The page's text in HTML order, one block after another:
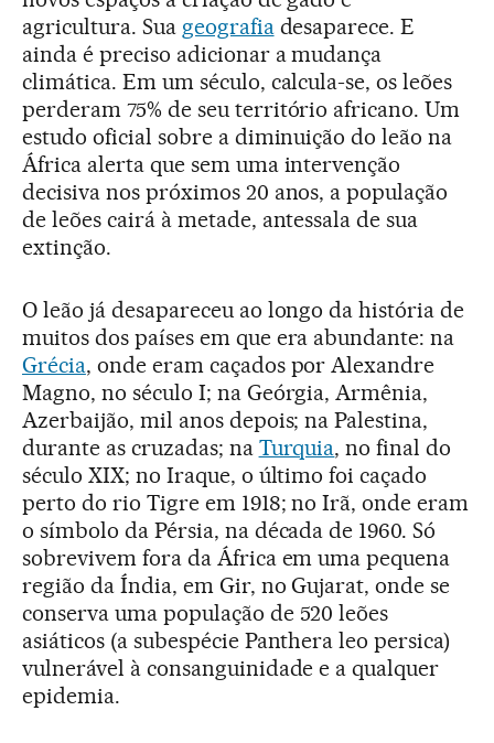
agricultura. Sua geografiadesaparece. E
ainda é preciso adicionar a mudança
climática. Em um século, calcula-se, os leões
perderam 75% de seu território africano. Um
estudo oficial sobre a diminuição do leão na
África alerta que sem uma intervenção
decisiva nos próximos 20 anos, a população
de leões cairá à metade, antessala de sua
extinção.
O leão já desapareceu ao longo da história de
muitos dos países em que era abundante: na
Grécia, onde eram caçados por Alexandre
Magno, no século I; na Geórgia, Armênia,
Azerbaijão, mil anos depois; na Palestina,
durante as cruzadas; na Turquia, no final do
século XIX; no Iraque, o último foi caçado
perto do rio Tigre em 1918; no Irã, onde eram
o símbolo da Pérsia, na década de 1960. Só
sobrevivem fora da África em uma pequena
região da Índia, em Gir, no Gujarat, onde se
conserva uma população de 520 leões
asiáticos (a subespécie Panthera leo persica)
vulnerável à consanguinidade e a qualquer
epidemia.